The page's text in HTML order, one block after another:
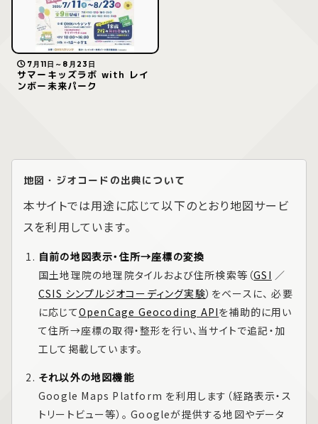
7月11日～8月23日
サマーキッズラボ with レイ
ンボー未来パーク
地図・ジオコードの出典について
本サイトでは用途に応じて以下のとおり地図サービ
スを利用しています。
自前の地図表示・住所→座標の変換
国土地理院の地理院タイルおよび住所検索等（GSI ／
CSIS シンプルジオコーディング実験）をベースに、 必要
に応じてOpenCage Geocoding APIを補助的に用い
て住所→座標の取得・整形を行い、当サイトで追記・加
工して掲載しています。
それ以外の地図機能
Google Maps Platform を利用します（経路表示・ス
トリートビュー等）。 Googleが提供する地図やデータ